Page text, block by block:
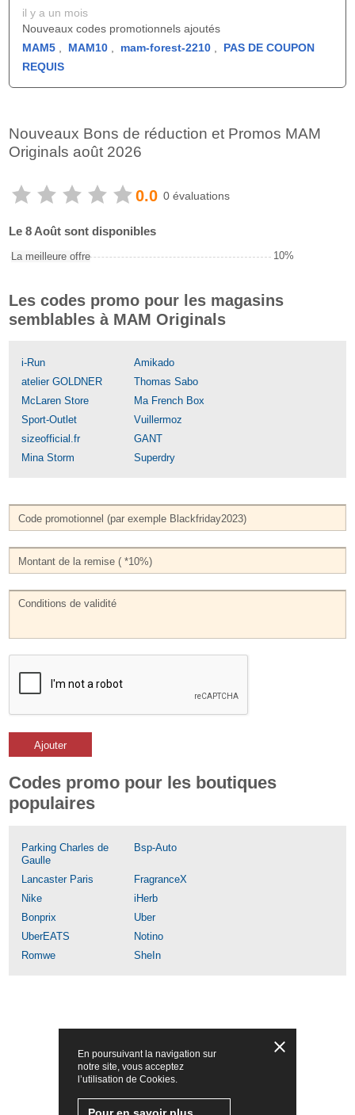
il y a un mois
Nouveaux codes promotionnels ajoutés
MAM5
MAM10 mam-forest-2210
PAS DE COUPON
REQUIS
Nouveaux Bons de réduction et Promos MAM
Originals août 2026
0.0 0 évaluations
Le 8 Août sont disponibles
La meilleure offre 10%
Les codes promo pour les magasins
semblables à MAM Originals
i-Run
Amikado
atelier GOLDNER
Thomas Sabo
McLaren Store
Ma French Box
Sport-Outlet
Vuillermoz
sizeofficial.fr
GANT
Mina Storm
Superdry
Ajouter
Codes promo pour les boutiques
populaires
Parking Charles de
Gaulle
Bsp-Auto
Lancaster Paris
FragranceX
Nike
iHerb
Bonprix
Uber
UberEATS
Notino
Romwe
SheIn
En poursuivant la navigation sur
notre site, vous acceptez
l’utilisation de Cookies.